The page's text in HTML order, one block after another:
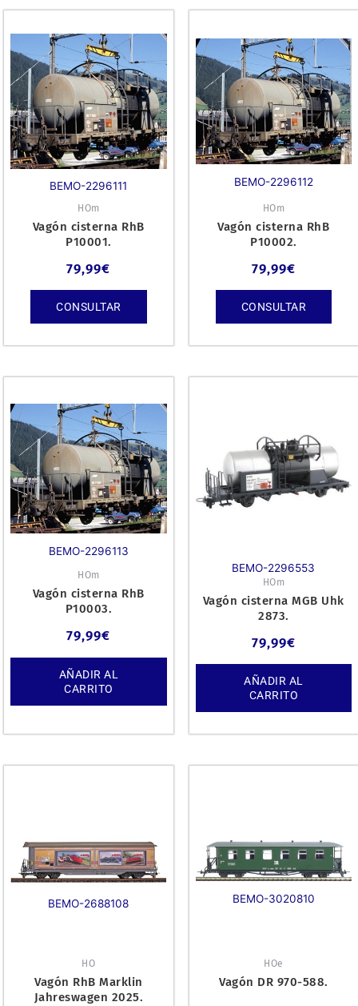
BEMO-2296111
HOm
Vagón cisterna RhB
P10001.
79,99€
CONSULTAR
BEMO-2296112
HOm
Vagón cisterna RhB
P10002.
79,99€
CONSULTAR
BEMO-2296113
HOm
Vagón cisterna RhB
P10003.
79,99€
AÑADIR AL
CARRITO
BEMO-2296553
HOm
Vagón cisterna MGB Uhk
2873.
79,99€
AÑADIR AL
CARRITO
BEMO-2688108
HO
Vagón RhB Marklin
Jahreswagen 2025.
BEMO-3020810
HOe
Vagón DR 970-588.